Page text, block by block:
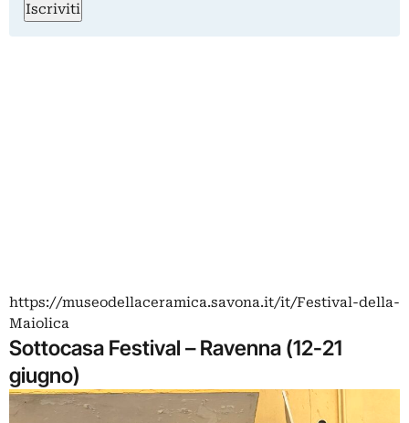
Iscriviti
https://museodellaceramica.savona.it/it/Festival-della-
Maiolica
Sottocasa Festival – Ravenna (12-21
giugno)